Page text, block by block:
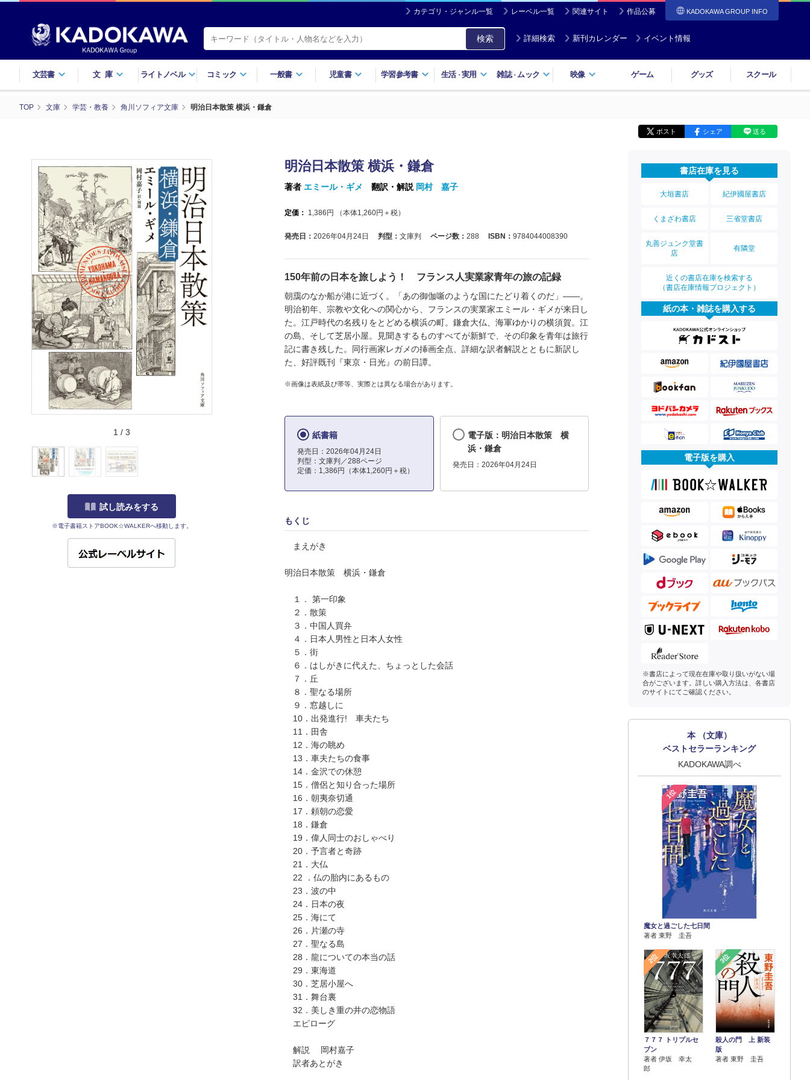
カテゴリ・ジャンル一覧 レーベル一覧 関連サイト 作品公募 KADOKAWA GROUP INFO
検索 詳細検索 新刊カレンダー イベント情報
文芸書 文庫 ライトノベル コミック 一般書 児童書 学習参考書 生活・実用 雑誌・ ムック 映像 ゲーム グッズ スクール
TOP 文庫 学芸・教養 角川ソフィア文庫 明治日本散策 横浜・鎌倉
ポスト シェア 送る
1 / 3
試し読みをする
※電子書籍ストアBOOK☆WALKERへ移動します。
明治日本散策 横浜・鎌倉
著者 エミール・ギメ 翻訳・解説 岡村 嘉子
定価： 1,386 円 （本体1,260円＋税）
発売日： 2026年04月24日 判型： 文庫判 ページ数： 288 ISBN： 9784044008390
150年前の日本を旅しよう！ フランス人実業家青年の旅の記録
朝靄のなか船が港に近づく。「あの御伽噺のような国にたどり着くのだ」――。
明治初年、宗教や文化への関心から、フランスの実業家エミール・ギメが来日し
た。江戸時代の名残りをとどめる横浜の町。鎌倉大仏、海軍ゆかりの横須賀。江
の島、そして芝居小屋。見聞きするものすべてが新鮮で、その印象を青年は旅行
記に書き残した。同行画家レガメの挿画全点、詳細な訳者解説とともに新訳し
た、好評既刊『東京・日光』の前日譚。
※画像は表紙及び帯等、実際とは異なる場合があります。
紙書籍
発売日：2026年04月24日
判型：文庫判／288ページ
定価：1,386円（本体1,260円＋税）
電子版：明治日本散策 横
浜・鎌倉
発売日：2026年04月24日
もくじ
まえがき
明治日本散策 横浜・鎌倉
１． 第一印象
２．散策
３．中国人買弁
４．日本人男性と日本人女性
５．街
６．はしがきに代えた、ちょっとした会話
７．丘
８．聖なる場所
９．窓越しに
10．出発進行! 車夫たち
11．田舎
12．海の眺め
13．車夫たちの食事
14．金沢での休憩
15．僧侶と知り合った場所
16．朝夷奈切通
17．頼朝の恋愛
18．鎌倉
19．偉人同士のおしゃべり
20．予言者と奇跡
21．大仏
22 ．仏の胎内にあるもの
23．波の中
24．日本の夜
25．海にて
26．片瀬の寺
27．聖なる島
28．龍についての本当の話
29．東海道
30．芝居小屋へ
31．舞台裏
32．美しき重の井の恋物語
エピローグ
解説 岡村嘉子
訳者あとがき
書店在庫を見る
大垣書店 紀伊國屋書店
くまざわ書店 三省堂書店
丸善ジュンク堂書
店
有隣堂
近くの書店在庫を検索する
（書店在庫情報プロジェクト）
紙の本・雑誌を購入する
電子版を購入
※書店によって現在在庫や取り扱いがない場
合がございます。詳しい購入方法は、各書店
のサイトにてご確認ください。
本 （文庫）
ベストセラーランキング
KADOKAWA調べ
1位
魔女と過ごした七日間
著者 東野 圭吾
2位
７７７ トリプルセ
ブン
著者 伊坂 幸太
郎
3位
殺人の門 上 新装
版
著者 東野 圭吾